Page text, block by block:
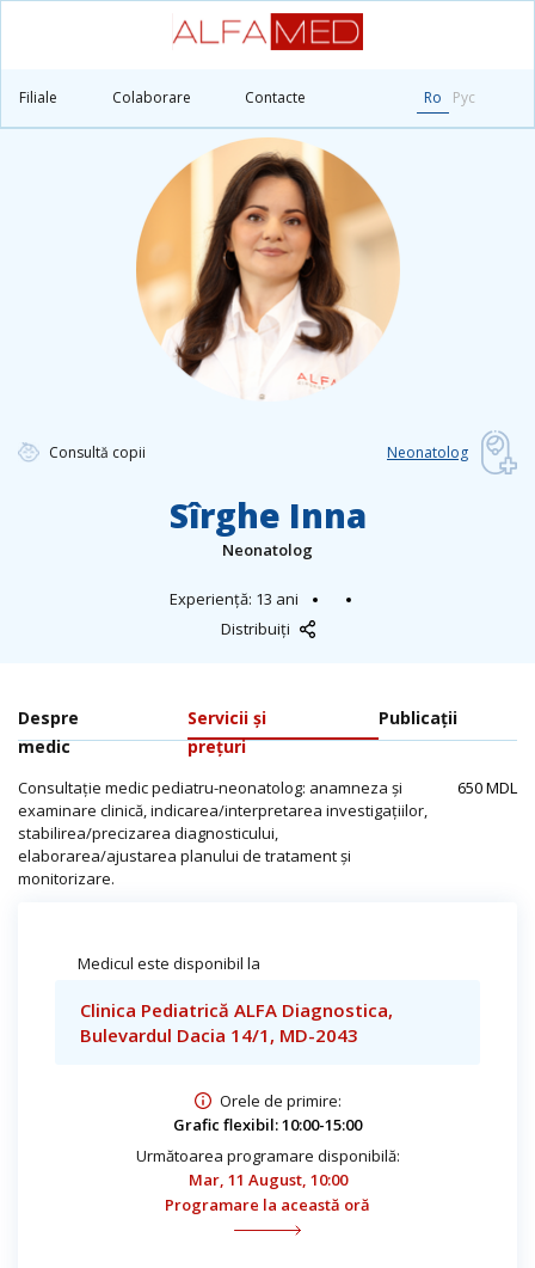
Filiale Colaborare Contacte Ro Рус
Principală Medicii Sîrghe Inna
Consultă copii Neonatolog
Sîrghe Inna
Neonatolog
Experiență: 13 ani
Distribuiți
Despre
medic
Servicii și
prețuri
Publicații
Consultație medic pediatru-neonatolog: anamneza și
examinare clinică, indicarea/interpretarea investigațiilor,
stabilirea/precizarea diagnosticului,
elaborarea/ajustarea planului de tratament și
monitorizare.
650 MDL
Medicul este disponibil la
Clinica Pediatrică ALFA Diagnostica,
Bulevardul Dacia 14/1, MD-2043
Orele de primire:
Grafic flexibil: 10:00-15:00
Următoarea programare disponibilă:
Mar, 11 August, 10:00
Programare la această oră